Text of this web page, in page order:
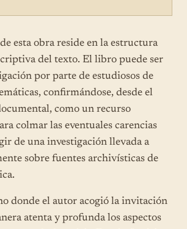
esta obra reside en la estructura
del texto. El libro puede ser
por parte de estudiosos de
confirmándose, desde el
como un recurso
colmar las eventuales carencias
de una investigación llevada a
sobre fuentes archivísticas de
donde el autor acogió la invitación
atenta y profunda los aspectos